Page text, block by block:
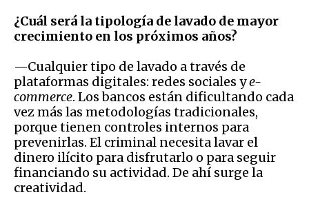
¿Cuál será la tipología de lavado de mayor
crecimiento en los próximos años?
—Cualquier tipo de lavado a través de
plataformas digitales: redes sociales ye-
commerce. Los bancos están dificultando cada
vez más las metodologías tradicionales,
porque tienen controles internos para
prevenirlas. El criminal necesita lavar el
dinero ilícito para disfrutarlo o para seguir
financiando su actividad. De ahí surge la
creatividad.